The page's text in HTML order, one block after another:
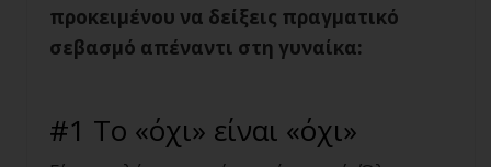
προκειμένου να δείξεις πραγματικό
σεβασμό απέναντι στη γυναίκα:
#1 Το «όχι» είναι «όχι»